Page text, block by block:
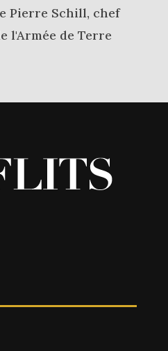
Pierre Schill, chef
l'Armée de Terre